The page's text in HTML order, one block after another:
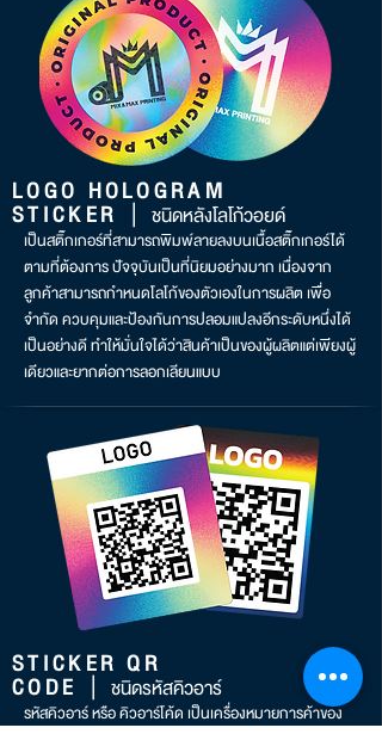
LOGO HOLOGRAM
STICKER | ชนิดหลังโลโก้วอยด์
เป็นสติ๊กเกอร์ที่สามารถพิมพ์ลายลงบนเนื้อสติ๊กเกอร์ได้
ตามที่ต้องการ ปัจจุบันเป็นที่นิยมอย่างมาก เนื่องจาก
ลูกค้าสามารถกำหนดโลโก้ของตัวเองในการผลิต เพื่อ
จำกัด ควบคุมและป้องกันการปลอมแปลงอีกระดับหนึ่งได้
เป็นอย่างดี ทำให้มั่นใจได้ว่าสินค้าเป็นของผู้ผลิตแต่เพียงผู้
เดียวและยากต่อการลอกเลียนแบบ
STICKER QR
CODE | ชนิดรหัสคิวอาร์
รหัสคิวอาร์ หรือ คิวอาร์โค้ด เป็นเครื่องหมายการค้าของ